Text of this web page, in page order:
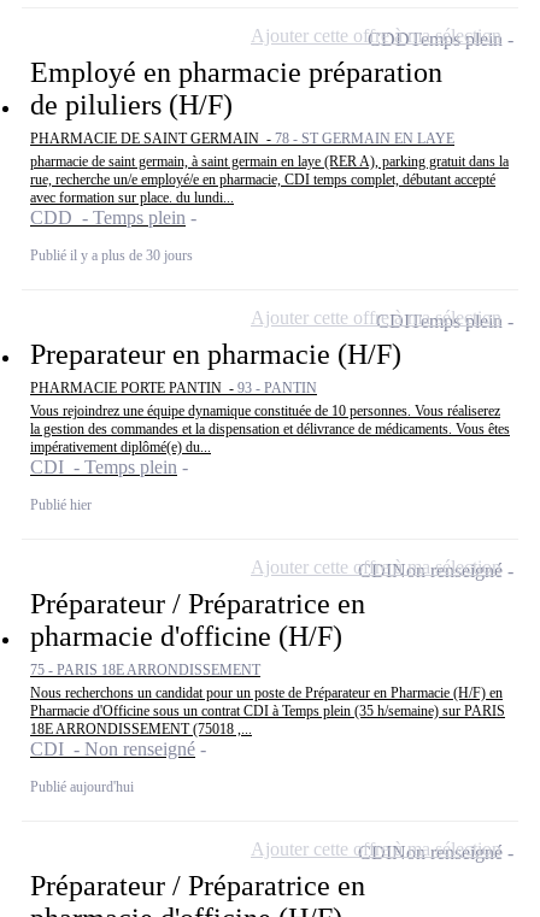
Employé en pharmacie préparation
de piluliers (H/F)
PHARMACIE DE SAINT GERMAIN - 78 - ST GERMAIN EN LAYE
pharmacie de saint germain, à saint germain en laye (RER A), parking gratuit dans la
rue, recherche un/e employé/e en pharmacie, CDI temps complet, débutant accepté
avec formation sur place. du lundi...
CDD - Temps plein
Publié il y a plus de 30 jours
CDDTemps plein
Ajouter cette offre à ma sélection
Preparateur en pharmacie (H/F)
PHARMACIE PORTE PANTIN - 93 - PANTIN
Vous rejoindrez une équipe dynamique constituée de 10 personnes. Vous réaliserez
la gestion des commandes et la dispensation et délivrance de médicaments. Vous êtes
impérativement diplômé(e) du...
CDI - Temps plein
Publié hier
CDITemps plein
Ajouter cette offre à ma sélection
Préparateur / Préparatrice en
pharmacie d'officine (H/F)
75 - PARIS 18E ARRONDISSEMENT
Nous recherchons un candidat pour un poste de Préparateur en Pharmacie (H/F) en
Pharmacie d'Officine sous un contrat CDI à Temps plein (35 h/semaine) sur PARIS
18E ARRONDISSEMENT (75018 ,...
CDI - Non renseigné
Publié aujourd'hui
CDINon renseigné
Ajouter cette offre à ma sélection
Préparateur / Préparatrice en
CDINon renseigné
Ajouter cette offre à ma sélection